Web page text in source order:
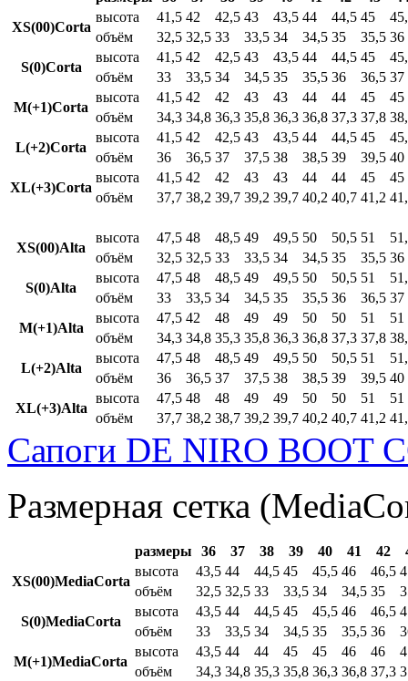
XS(00)Corta
высота 41,5 42 42,5 43 43,5 44 44,5 45
объём
32,5 32,5 33 33,5 34 34,5 35 35,5 36
S(0)Corta
высота 41,5 42 42,5 43 43,5 44 44,5 45
объём
33 33,5 34 34,5 35 35,5 36 36,5 37
M(+1)Corta
высота 41,5 42 42 43 43 44 44 45
45
объём
34,3 34,8 36,3 35,8 36,3 36,8 37,3 37,8
L(+2)Corta
высота 41,5 42 42,5 43 43,5 44 44,5 45
объём
36 36,5 37 37,5 38 38,5 39 39,5 40
XL(+3)Corta
высота 41,5 42 42 43 43 44 44 45
45
объём
37,7 38,2 39,7 39,2 39,7 40,2 40,7 41,2
XS(00)Alta
высота 47,5 48 48,5 49 49,5 50 50,5 51
объём
32,5 32,5 33 33,5 34 34,5 35 35,5 36
S(0)Alta
высота 47,5 48 48,5 49 49,5 50 50,5 51
объём
33 33,5 34 34,5 35 35,5 36 36,5 37
M(+1)Alta
высота 47,5 42 48 49 49 50 50 51
51
объём
34,3 34,8 35,3 35,8 36,3 36,8 37,3 37,8
L(+2)Alta
высота 47,5 48 48,5 49 49,5 50 50,5 51
объём
36 36,5 37 37,5 38 38,5 39 39,5 40
XL(+3)Alta
высота 47,5 48 48 49 49 50 50 51
51
объём
37,7 38,2 38,7 39,2 39,7 40,2 40,7 41,2
Сапоги DE NIRO BOOT
Размерная сетка
размеры 36 37 38 39 40 41 42
XS(00)MediaCorta
высота 43,5 44 44,5 45 45,5 46 46,5
объём
32,5 32,5 33 33,5 34 34,5 35
S(0)MediaCorta
высота 43,5 44 44,5 45 45,5 46 46,5
объём
33 33,5 34 34,5 35 35,5 36
M(+1)MediaCorta
высота 43,5 44 44 45 45 46 46
объём
34,3 34,8 35,3 35,8 36,3 36,8 37,3